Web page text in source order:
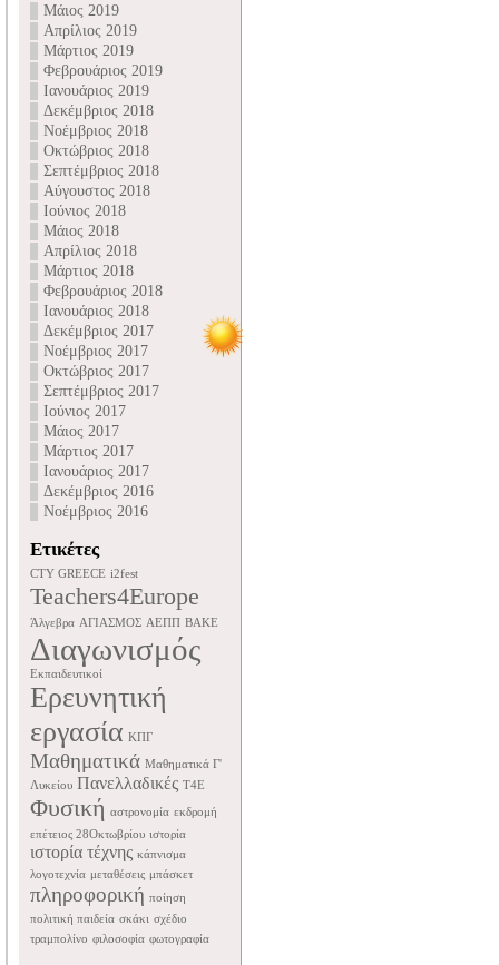
Μάιος 2019
Απρίλιος 2019
Μάρτιος 2019
Φεβρουάριος 2019
Ιανουάριος 2019
Δεκέμβριος 2018
Νοέμβριος 2018
Οκτώβριος 2018
Σεπτέμβριος 2018
Αύγουστος 2018
Ιούνιος 2018
Μάιος 2018
Απρίλιος 2018
Μάρτιος 2018
Φεβρουάριος 2018
Ιανουάριος 2018
Δεκέμβριος 2017
Νοέμβριος 2017
Οκτώβριος 2017
Σεπτέμβριος 2017
Ιούνιος 2017
Μάιος 2017
Μάρτιος 2017
Ιανουάριος 2017
Δεκέμβριος 2016
Νοέμβριος 2016
Ετικέτες
CTY GREECE i2fest
Teachers4Europe
Άλγεβρα ΑΓΙΑΣΜΟΣ ΑΕΠΠ ΒΑΚΕ
Διαγωνισμός
Εκπαιδευτικοί
Ερευνητική
εργασία ΚΠΓ
Μαθηματικά Μαθηματικά Γ'
Λυκείου Πανελλαδικές Τ4Ε
Φυσική αστρονομία εκδρομή
επέτειος 28Οκτωβρίου ιστορία
ιστορία τέχνης κάπνισμα
λογοτεχνία μεταθέσεις μπάσκετ
πληροφορική ποίηση
πολιτική παιδεία σκάκι σχέδιο
τραμπολίνο φιλοσοφία φωτογραφία